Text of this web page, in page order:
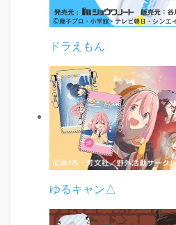
ドラえもん
ゆるキャン△